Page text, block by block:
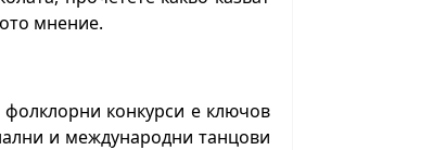
мнение.
конкурси е ключов
и международни танцови